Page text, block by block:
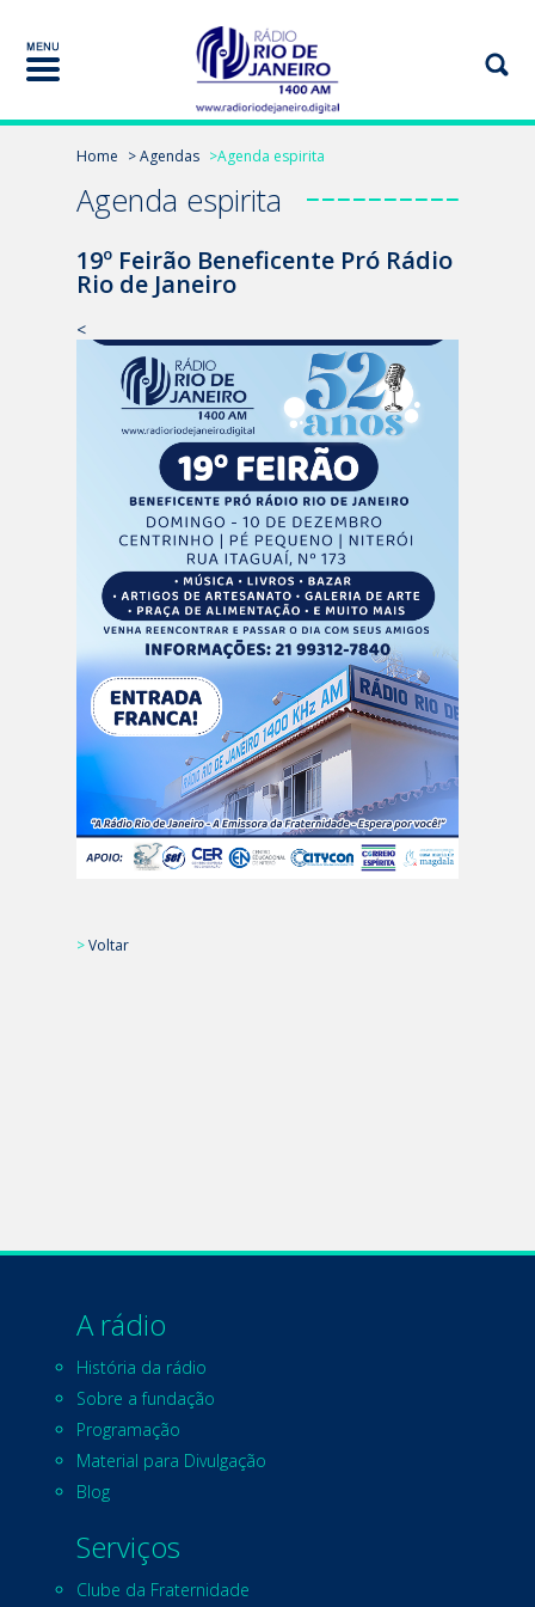
Home > Agendas >Agenda espirita
Agenda espirita
19º Feirão Beneficente Pró Rádio
Rio de Janeiro
<
>Voltar
A rádio
História da rádio
Sobre a fundação
Programação
Material para Divulgação
Blog
Serviços
Clube da Fraternidade